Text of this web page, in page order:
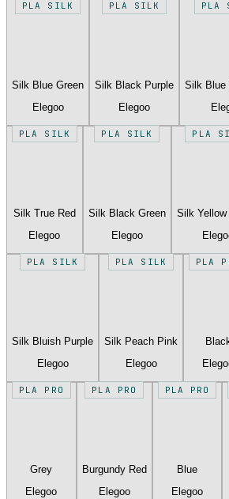
PLA SILK
Silk Blue Green
Elegoo
PLA SILK
Silk Black Purple
Elegoo
PLA
Silk Blue
PLA SILK
Silk True Red
Elegoo
PLA SILK
Silk Black Green
Elegoo
PLA
Silk Yellow
PLA SILK
Silk Bluish Purple
Elegoo
PLA SILK
Silk Peach Pink
Elegoo
PLA
PLA PRO
Grey
Elegoo
PLA PRO
Burgundy Red
Elegoo
PLA PRO
Blue
Elegoo